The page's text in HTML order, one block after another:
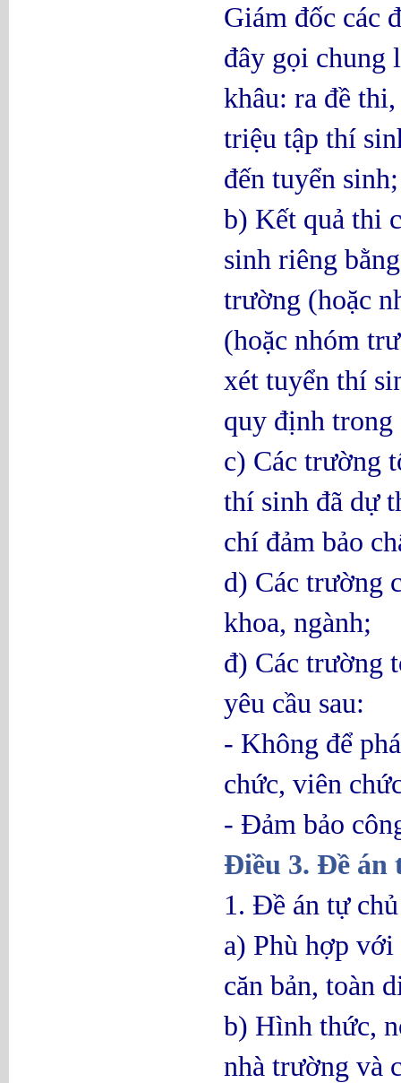
Giám đốc các
đây gọi chung
khâu: ra đề
triệu tập thí
đến tuyển sinh;
b) Kết quả thi
sinh riêng
trường (hoặc
(hoặc nhóm
xét tuyển thí
quy định trong
c) Các trường
thí sinh đã dự
chí đảm bảo
d) Các trường
khoa, ngành;
đ) Các trường
yêu cầu sau:
- Không để
chức, viên
- Đảm bảo
Điều 3. Đề án
1. Đề án tự
a) Phù hợp
căn bản, toàn
b) Hình thức,
nhà trường và